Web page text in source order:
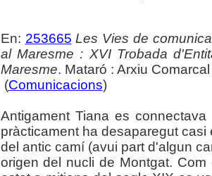
En: 253665 Les Vies de
al Maresme : XVI Trobada
Maresme. Mataró : Arxiu
(Comunicacions)
Antigament Tiana es
pràcticament ha desaparegut
del antic camí (avui part d'algun
origen del nucli de Montgat.